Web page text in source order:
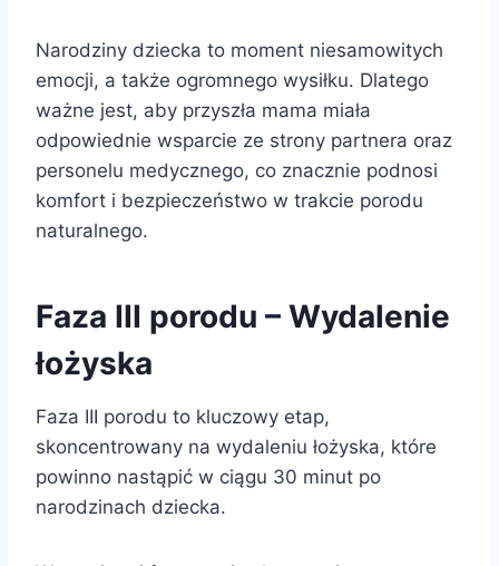
Narodziny dziecka to moment niesamowitych
emocji, a także ogromnego wysiłku. Dlatego
ważne jest, aby przyszła mama miała
odpowiednie wsparcie ze strony partnera oraz
personelu medycznego, co znacznie podnosi
komfort i bezpieczeństwo w trakcie porodu
naturalnego.
Faza III porodu – Wydalenie
łożyska
Faza III porodu to kluczowy etap,
skoncentrowany na wydaleniu łożyska, które
powinno nastąpić w ciągu 30 minut po
narodzinach dziecka.